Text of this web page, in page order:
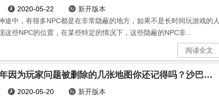
 2020-05-22  新开版本
途中，有很多NPC都是在非常隐蔽的地方，如果不是长时间玩游戏的人
这些NPC的位置，在某些特定的情况下，这些隐蔽的NPC非...
阅读全文
神途：当年因为玩家问题被删除的几张地图你还记得吗？沙巴克也在其中！
 2020-05-20  新开版本